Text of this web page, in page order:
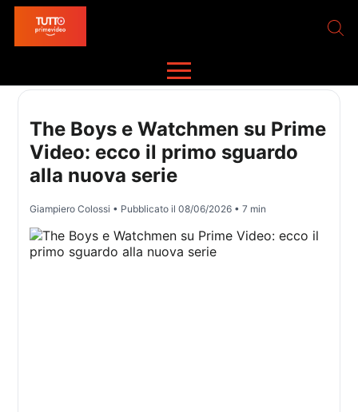
The Boys e Watchmen su Prime
Video: ecco il primo sguardo
alla nuova serie
Giampiero Colossi • Pubblicato il08/06/2026 • 7 min